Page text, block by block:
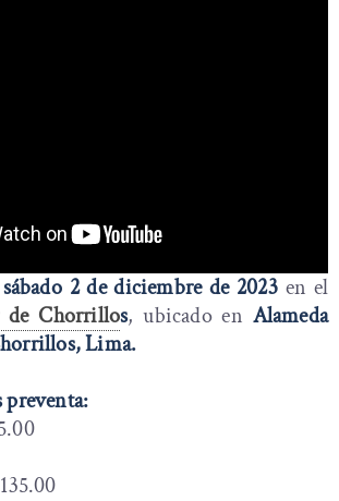
sábado 2 de diciembre de 2023 en el
Chorrillos, ubicado en Alameda
Lima.
preventa: